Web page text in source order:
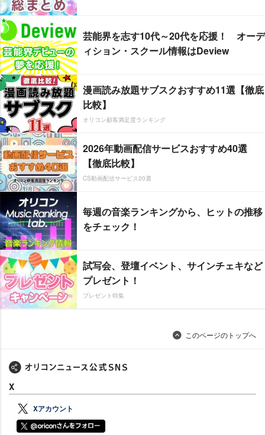
芸能界を志す10代～20代を応援！ オーデ
ィション・スクール情報はDeview
漫画読み放題サブスクおすすめ11選【徹底
比較】
オリコン顧客満足度ランキング
2026年動画配信サービスおすすめ40選
【徹底比較】
CS動画配信サービス20選
毎週の音楽ランキングから、ヒットの推移
をチェック！
試写会、登壇イベント、サインチェキなど
プレゼント！
プレゼント特集
このページのトップへ
X
Xアカウント